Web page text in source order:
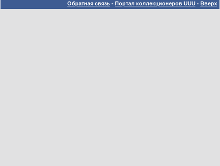
Обратная связь - Портал коллекционеров UUU - Вверх